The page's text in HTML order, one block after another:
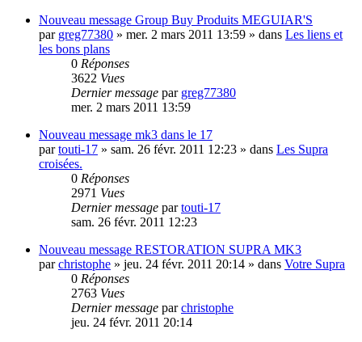
Nouveau message Group Buy Produits MEGUIAR'S
par greg77380 » mer. 2 mars 2011 13:59 » dans Les liens et
les bons plans
0 Réponses
3622 Vues
Dernier message par greg77380
mer. 2 mars 2011 13:59
Nouveau message mk3 dans le 17
partouti-17 » sam. 26 févr. 2011 12:23 » dans Les Supra
croisées.
0 Réponses
2971 Vues
Dernier message partouti-17
sam. 26 févr. 2011 12:23
Nouveau message RESTORATION SUPRA MK3
parchristophe » jeu. 24 févr. 2011 20:14 » dans Votre Supra
0 Réponses
2763 Vues
Dernier message parchristophe
jeu. 24 févr. 2011 20:14